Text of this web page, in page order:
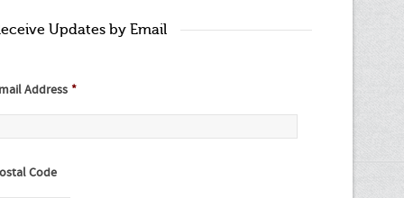
Updates by Email
Address *
Code